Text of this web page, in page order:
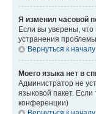
Я изменил часовой
Если вы уверены, что
устранения проблемы.
Вернуться к началу
Моего языка нет в
Администратор не
языковой пакет.
конференции)